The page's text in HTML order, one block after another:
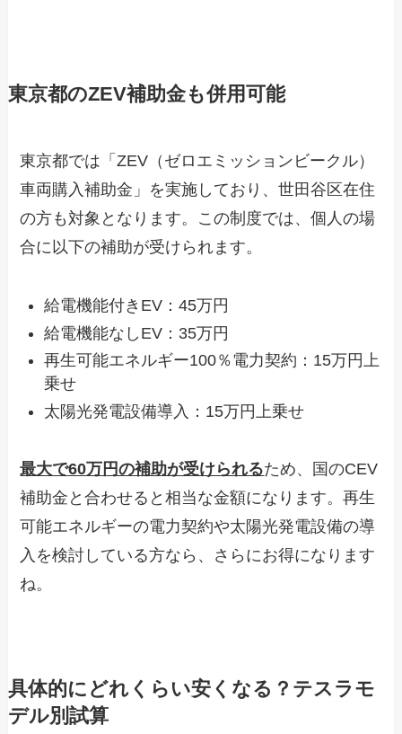
東京都のZEV補助金も併用可能
東京都では「ZEV（ゼロエミッションビークル）
車両購入補助金」を実施しており、世田谷区在住
の方も対象となります。この制度では、個人の場
合に以下の補助が受けられます。
給電機能付きEV：45万円
給電機能なしEV：35万円
再生可能エネルギー100％電力契約：15万円上
乗せ
太陽光発電設備導入：15万円上乗せ
最大で60万円の補助が受けられるため、国のCEV
補助金と合わせると相当な金額になります。再生
可能エネルギーの電力契約や太陽光発電設備の導
入を検討している方なら、さらにお得になります
ね。
具体的にどれくらい安くなる？テスラモ
デル別試算